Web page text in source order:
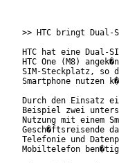
>> HTC bringt Dual-
HTC hat eine Dual-
HTC One (M8)
SIM-Steckplatz, so
Smartphone nutzen
Durch den Einsatz
Beispiel zwei
Nutzung mit einem
Gesch�ftsreisende
Telefonie und
Mobiltelefon